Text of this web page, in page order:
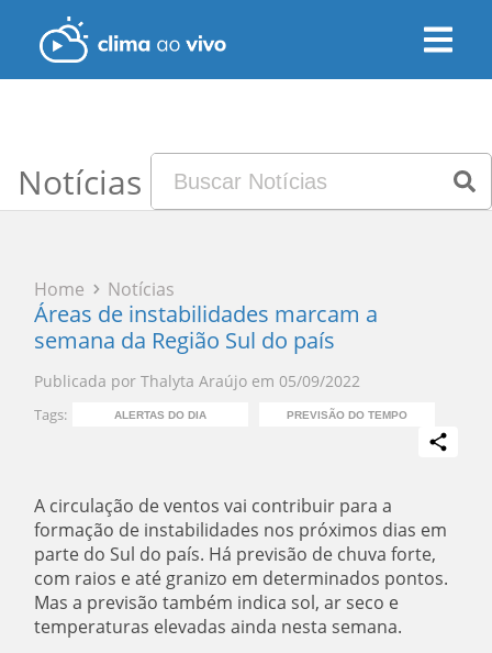
Notícias
Home Notícias
Áreas de instabilidades marcam a
semana da Região Sul do país
Publicada por Thalyta Araújo em 05/09/2022
Tags: ALERTAS DO DIA PREVISÃO DO TEMPO
A circulação de ventos vai contribuir para a
formação de instabilidades nos próximos dias em
parte do Sul do país. Há previsão de chuva forte,
com raios e até granizo em determinados pontos.
Mas a previsão também indica sol, ar seco e
temperaturas elevadas ainda nesta semana.